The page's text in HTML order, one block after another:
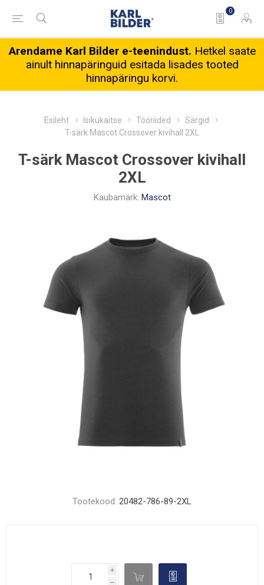
0
Arendame Karl Bilder e-teenindust. Hetkel saate
ainult hinnapäringuid esitada lisades tooted
hinnapäringu korvi.
Esileht Isikukaitse Tööriided
Särgid
T-särk Mascot Crossover kivihall 2XL
T-särk Mascot Crossover kivihall
2XL
Kaubamärk: Mascot
Tootekood: 20482-786-89-2XL
i
h
d 